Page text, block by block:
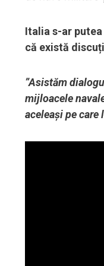
Italia s-ar
că există
”Asistăm
mijloacele
aceleași pe care